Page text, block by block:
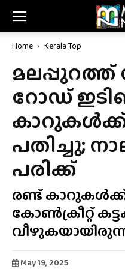
Home Kerala Top
റോഡ്
പതിച്ചു;
പരിക്ക്
രണ്ട്
കോൺക്രീറ്റ്
May 19, 2025